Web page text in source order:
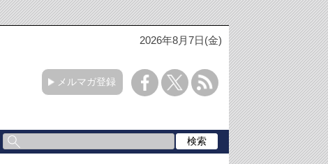
2026年8月7日(金)
メルマガ登録